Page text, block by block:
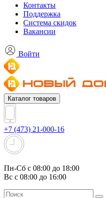
Контакты
Поддержка
Система скидок
Вакансии
Войти
Каталог товаров
+7 (473) 21-000-16
Пн-Сб с 08:00 до 18:00
Вс с 08:00 до 16:00